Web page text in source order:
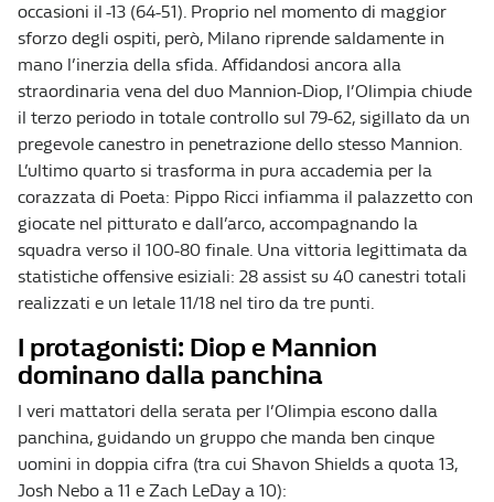
occasioni il -13 (64-51). Proprio nel momento di maggior
sforzo degli ospiti, però, Milano riprende saldamente in
mano l’inerzia della sfida. Affidandosi ancora alla
straordinaria vena del duo Mannion-Diop, l’Olimpia chiude
il terzo periodo in totale controllo sul 79-62, sigillato da un
pregevole canestro in penetrazione dello stesso Mannion.
L’ultimo quarto si trasforma in pura accademia per la
corazzata di Poeta: Pippo Ricci infiamma il palazzetto con
giocate nel pitturato e dall’arco, accompagnando la
squadra verso il 100-80 finale. Una vittoria legittimata da
statistiche offensive esiziali: 28 assist su 40 canestri totali
realizzati e un letale 11/18 nel tiro da tre punti.
I protagonisti: Diop e Mannion
dominano dalla panchina
I veri mattatori della serata per l’Olimpia escono dalla
panchina, guidando un gruppo che manda ben cinque
uomini in doppia cifra (tra cui Shavon Shields a quota 13,
Josh Nebo a 11 e Zach LeDay a 10):